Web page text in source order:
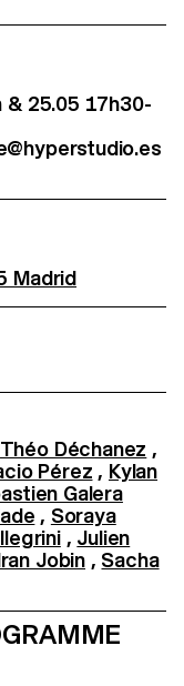
& 25.05 17h30-
Madrid
Théo Déchanez ,
Pérez , Kylan
Galera
, Soraya
, Julien
Jobin , Sacha